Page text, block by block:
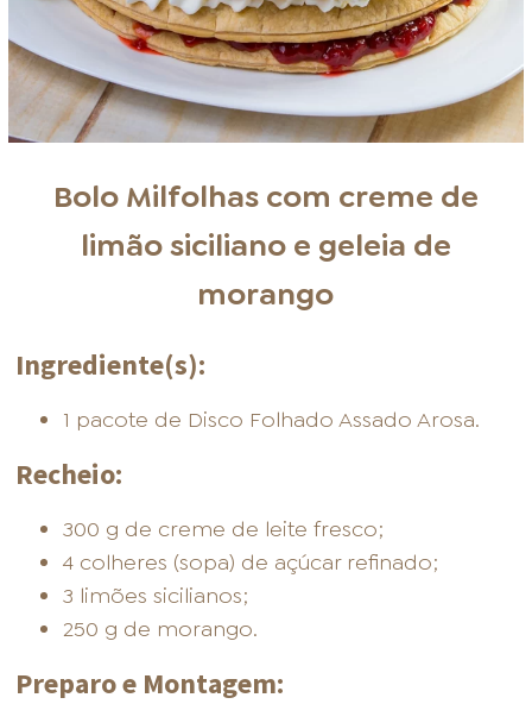
Bolo Milfolhas com creme de
limão siciliano e geleia de
morango
Ingrediente(s):
1 pacote de Disco Folhado Assado Arosa.
Recheio:
300 g de creme de leite fresco;
4 colheres (sopa) de açúcar refinado;
3 limões sicilianos;
250 g de morango.
Preparo e Montagem: